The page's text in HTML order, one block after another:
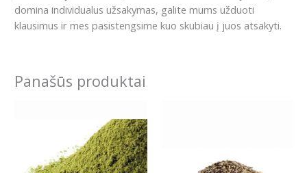
domina individualus užsakymas, galite mums užduoti
klausimus ir mes pasistengsime kuo skubiau į juos atsakyti.
Panašūs produktai
range:
8.99€
through
16.99€
product
has
multiple
variants.
variants.